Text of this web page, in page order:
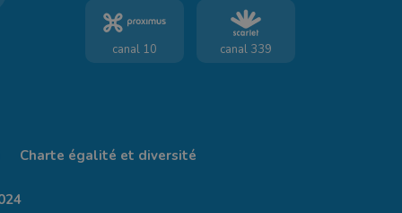
canal 10 canal 339
Charte égalité et diversité